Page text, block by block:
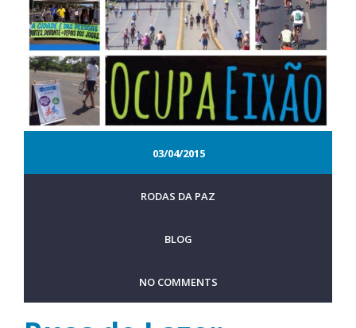
03/04/2015
RODAS DA PAZ
BLOG
NO COMMENTS